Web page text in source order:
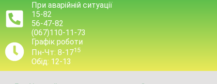
При аварійній ситуації
15-82
56-47-82
(067)110-11-73
Графік роботи
Пн-Чт: 8-1715
Обід: 12-13